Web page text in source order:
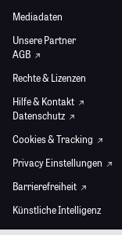
Mediadaten
Unsere Partner
AGB
Rechte & Lizenzen
Hilfe & Kontakt
Datenschutz
Cookies & Tracking
Privacy Einstellungen
Barrierefreiheit
Künstliche Intelligenz